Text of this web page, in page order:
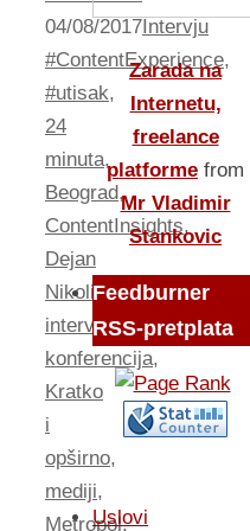
04/08/2017Intervju
#ContentExperience,
#utisak,
24
minuta,
Beograd,
ContentInsights,
Dejan
Nikolić,
intervju,
konferencija,
Kratko
i
opširno,
mediji,
Metropol,
Zarada na
Internetu,
freelance
platforme from
Mr Vladimir
Stankovic
Feedburner
RSS-pretplata
Uslovi